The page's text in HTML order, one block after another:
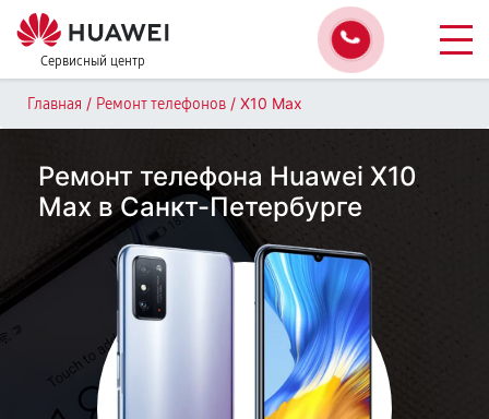
Сервисный центр
Главная / Ремонт телефонов / X10 Max
Ремонт телефона Huawei X10
Max в Санкт-Петербурге